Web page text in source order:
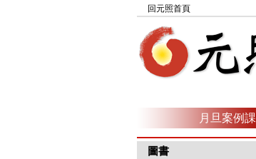
回元照首頁
月旦案例課
圖書